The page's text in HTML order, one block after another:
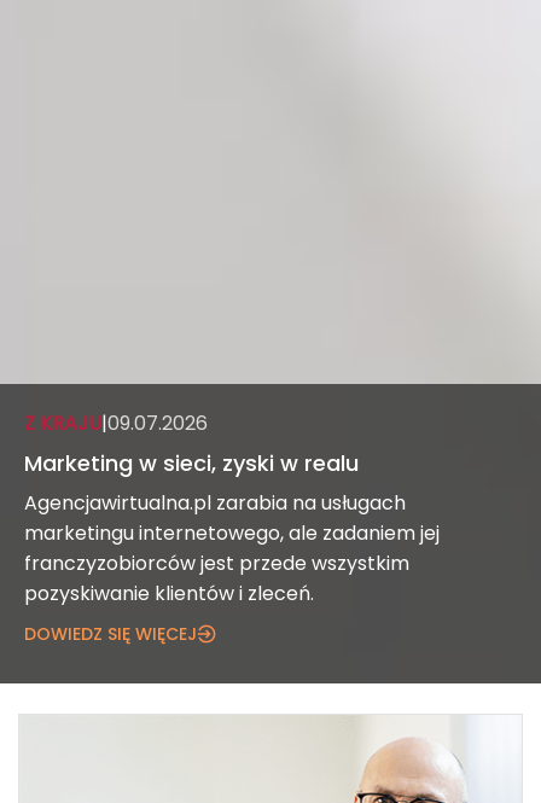
Z KRAJU|09.07.2026
Marketing w sieci, zyski w realu
Agencjawirtualna.pl zarabia na usługach
marketingu internetowego, ale zadaniem jej
franczyzobiorców jest przede wszystkim
pozyskiwanie klientów i zleceń.
DOWIEDZ SIĘ WIĘCEJ